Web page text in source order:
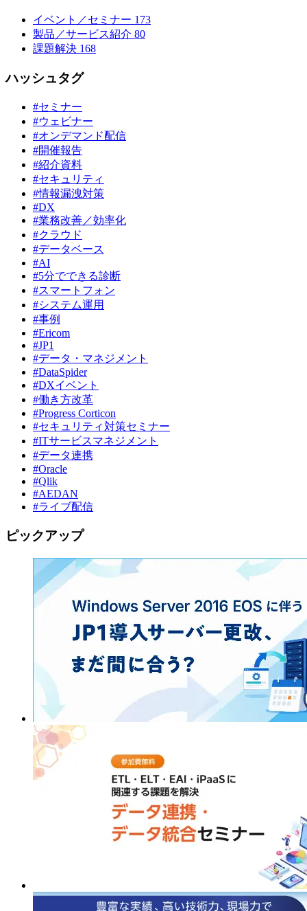
イベント／セミナー 173
製品／サービス紹介 80
課題解決 168
ハッシュタグ
#セミナー
#ウェビナー
#オンデマンド配信
#開催報告
#紹介資料
#セキュリティ
#情報漏洩対策
#DX
#業務改善／効率化
#クラウド
#データベース
#AI
#5分でできる診断
#スマートフォン
#システム運用
#事例
#Ericom
#JP1
#データ・マネジメント
#DataSpider
#DXイベント
#働き方改革
#Progress Corticon
#セキュリティ対策セミナー
#ITサービスマネジメント
#データ連携
#Oracle
#Qlik
#AEDAN
#ライブ配信
ピックアップ